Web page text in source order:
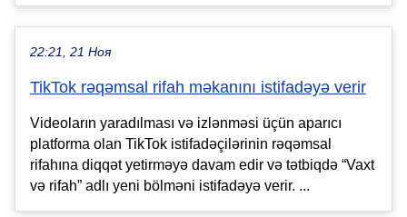
22:21, 21 Ноя
TikTok rəqəmsal rifah məkanını istifadəyə verir
Videoların yaradılması və izlənməsi üçün aparıcı
platforma olan TikTok istifadəçilərinin rəqəmsal
rifahına diqqət yetirməyə davam edir və tətbiqdə “Vaxt
və rifah” adlı yeni bölməni istifadəyə verir. ...